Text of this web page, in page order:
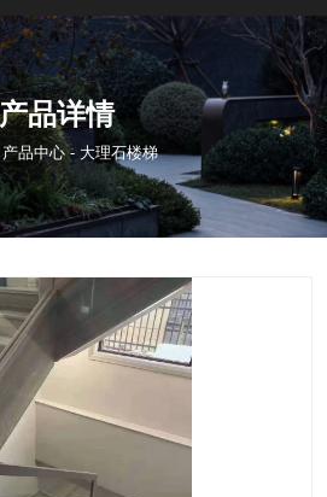
产品详情
产品中心 - 大理石楼梯